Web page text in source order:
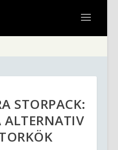
STORPACK:
ALTERNATIV